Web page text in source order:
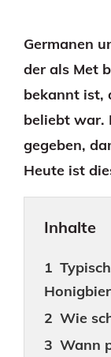
Germanen
der als Met
bekannt ist,
beliebt war.
gegeben,
Heute ist
Inhalte
Honigbier
Wie
Wann